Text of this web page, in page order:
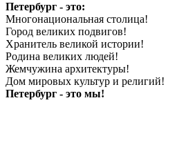
Петербург - это:
Многонациональная столица!
Город великих подвигов!
Хранитель великой истории!
Родина великих людей!
Жемчужина архитектуры!
Дом мировых культур и религий!
Петербург - это мы!